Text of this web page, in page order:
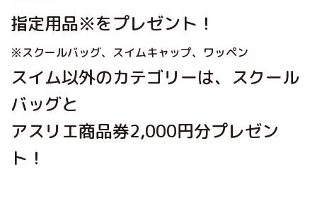
指定用品※をプレゼント！
※スクールバッグ、スイムキャップ、ワッペン
スイム以外のカテゴリーは、スクール
バッグと
アスリエ商品券2,000円分プレゼン
ト！